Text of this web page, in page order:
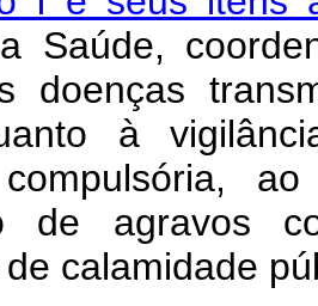
Saúde,
doenças
à
compulsória,
de agravos
calamidade